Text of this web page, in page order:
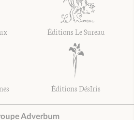
Éditions Le Sureau
Éditions DésIris
Adverbum